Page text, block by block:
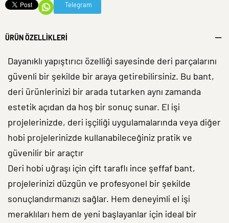
Telegram
ÜRÜN ÖZELLIKLERI
Dayanıklı yapıştırıcı özelliği sayesinde deri parçalarını
güvenli bir şekilde bir araya getirebilirsiniz. Bu bant,
deri ürünlerinizi bir arada tutarken aynı zamanda
estetik açıdan da hoş bir sonuç sunar. El işi
projelerinizde, deri işçiliği uygulamalarında veya diğer
hobi projelerinizde kullanabileceğiniz pratik ve
güvenilir bir araçtır
Deri hobi uğraşı için çift taraflı ince şeffaf bant,
projelerinizi düzgün ve profesyonel bir şekilde
sonuçlandırmanızı sağlar. Hem deneyimli el işi
meraklıları hem de yeni başlayanlar için ideal bir